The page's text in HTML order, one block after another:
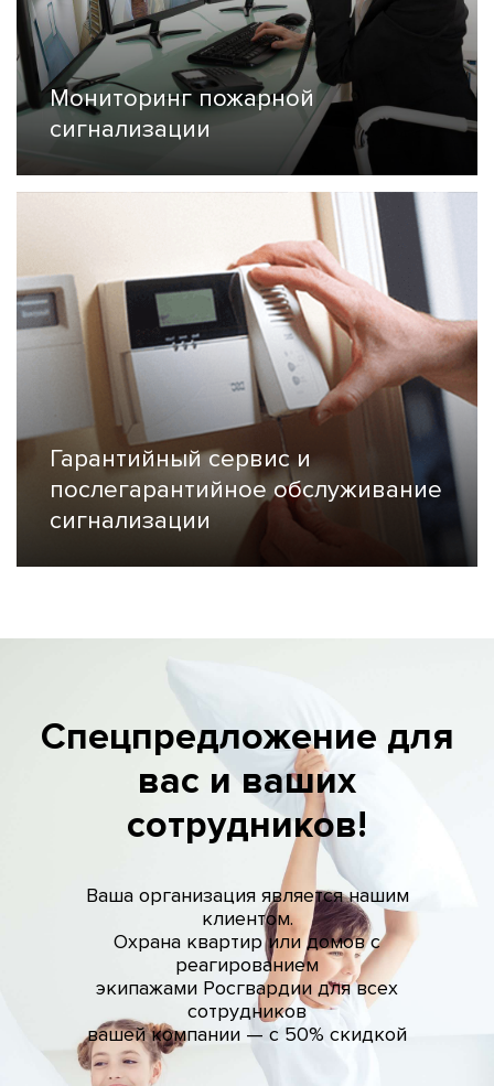
Мониторинг пожарной
Гарантийный сервис и
послегарантийное обслуживание
Спецпредложение для
вас и ваших
сотрудников!
Ваша организация является нашим
клиентом.
Охрана квартир или домов с
реагированием
экипажами Росгвардии для всех
сотрудников
вашей компании — с 50% скидкой